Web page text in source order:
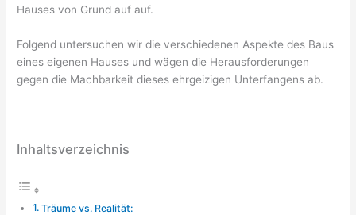
Hauses von Grund auf auf.
Folgend untersuchen wir die verschiedenen Aspekte des Baus
eines eigenen Hauses und wägen die Herausforderungen
gegen die Machbarkeit dieses ehrgeizigen Unterfangens ab.
Inhaltsverzeichnis
Träume vs. Realität: